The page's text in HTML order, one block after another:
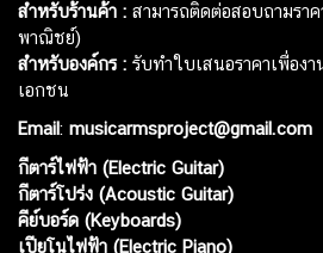
สำหรับร้านค้า : สามารถติดต่อสอบถามรา
พาณิชย์)
สำหรับองค์กร : รับทำใบเสนอราคาเพื่องา
เอกชน
Email: musicarmsproject@gmail.com
กีตาร์ไฟฟ้า (Electric Guitar)
กีตาร์โปร่ง (Acoustic Guitar)
คีย์บอร์ด (Keyboards)
เปียโนไฟฟ้า (Electric Piano)